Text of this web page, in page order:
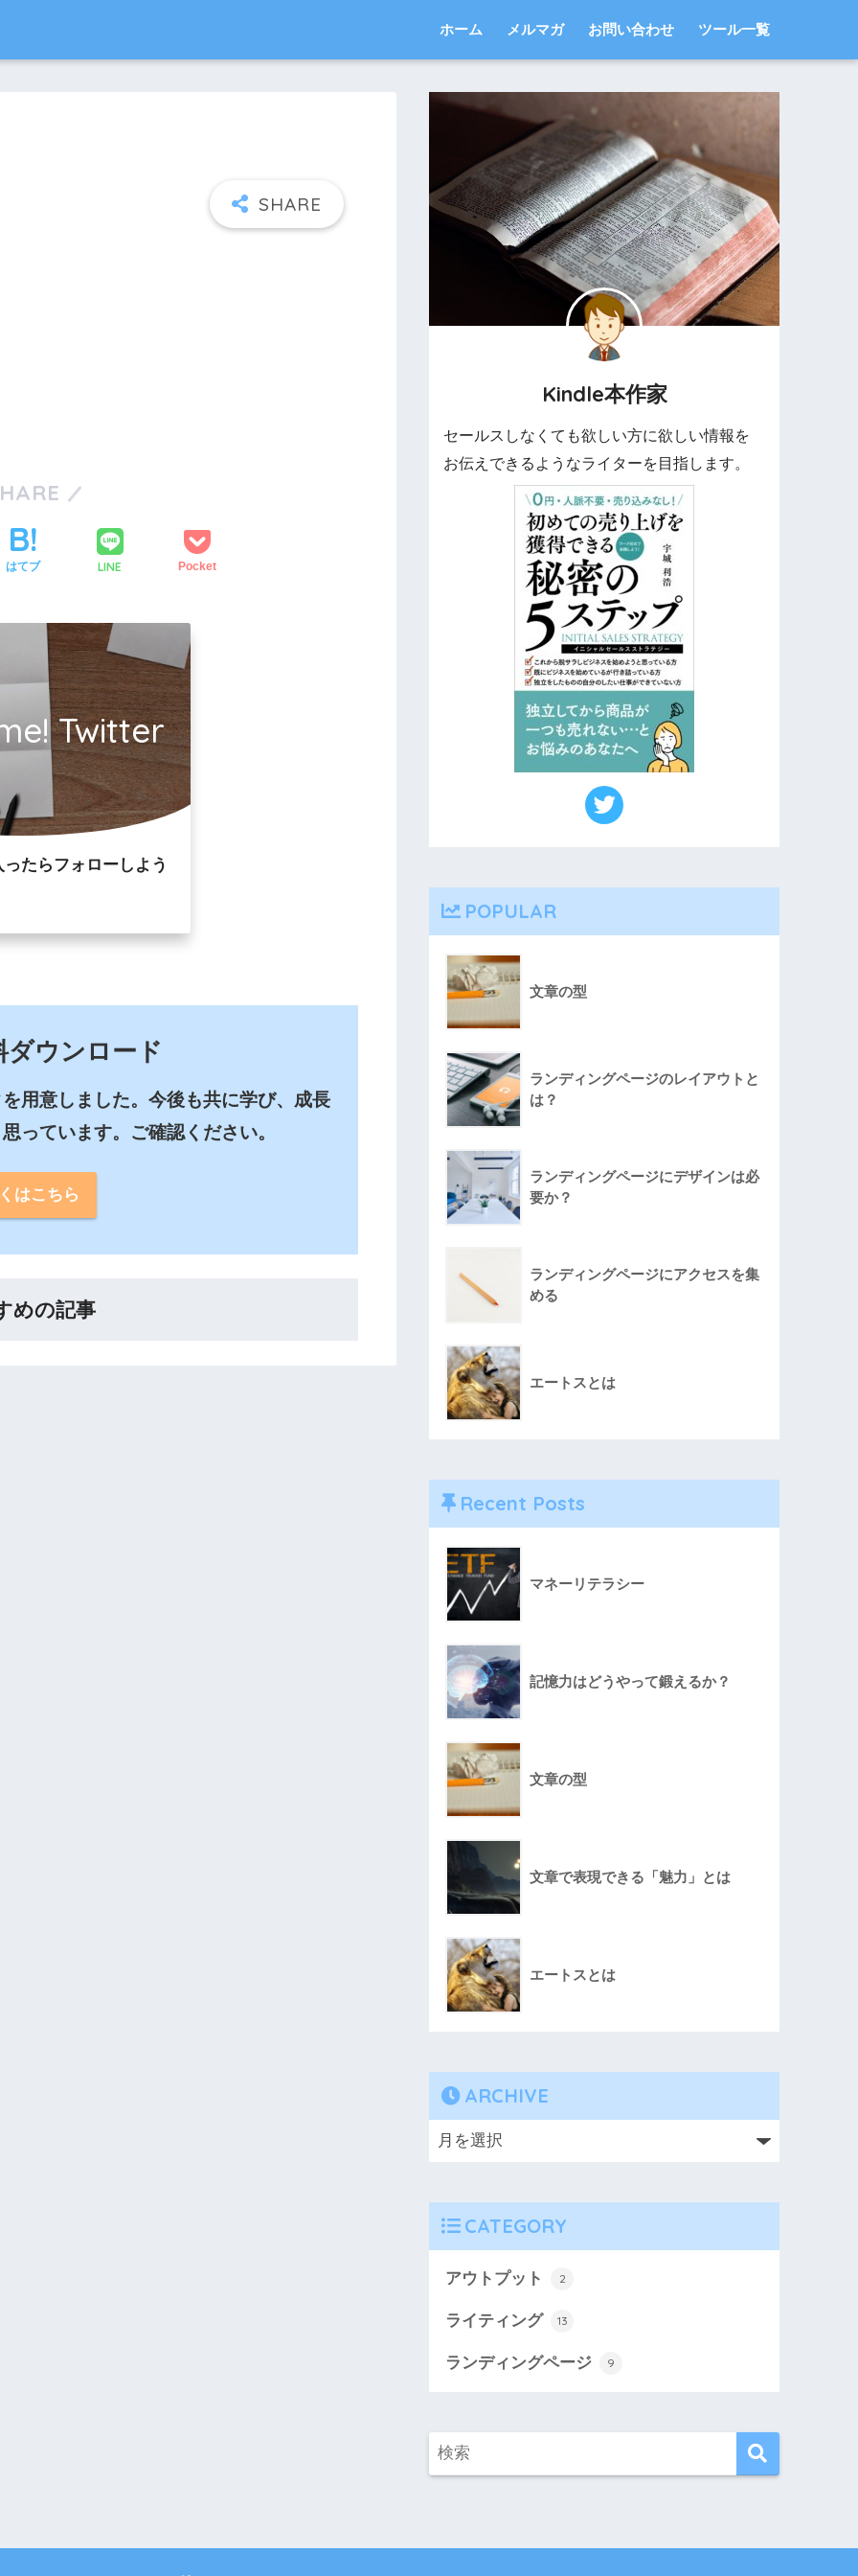
ホーム メルマガ お問い合わせ ツール一覧
はてブ LINE Pocket
Twitter
たらフォローしよう
ダウンロード
用意しました。今後も共に学び、成長
っています。ご確認ください。
はこちら
めの記事
Kindle本作家
セールスしなくても欲しい方に欲しい情報を
お伝えできるようなライターを目指します。
POPULAR
文章の型
ランディングページのレイアウトと
は？
ランディングページにデザインは必
要か？
ランディングページにアクセスを集
める
エートスとは
Recent Posts
マネーリテラシー
記憶力はどうやって鍛えるか？
文章の型
文章で表現できる「魅力」とは
エートスとは
ARCHIVE
CATEGORY
アウトプット 2
ライティング 13
ランディングページ 9